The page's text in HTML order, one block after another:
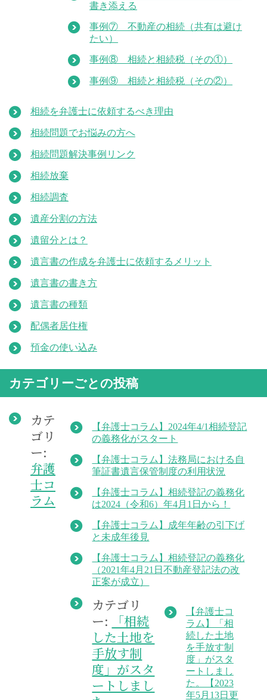
書き添える
事例⑦ 不動産の相続（共有は避け
たい）
事例⑧ 相続と相続税（その①）
事例⑨ 相続と相続税（その②）
相続を弁護士に依頼するべき理由
相続問題でお悩みの方へ
相続問題解決事例リンク
相続放棄
相続調査
遺産分割の方法
遺留分とは？
遺言書の作成を弁護士に依頼するメリット
遺言書の書き方
遺言書の種類
配偶者居住権
預金の使い込み
カテゴリーごとの投稿
カテ
ゴリ
ー:
弁護
士コ
ラム
【弁護士コラム】2024年4/1相続登記
の義務化がスタート
【弁護士コラム】法務局における自
筆証書遺言保管制度の利用状況
【弁護士コラム】相続登記の義務化
は2024（令和6）年4月1日から！
【弁護士コラム】成年年齢の引下げ
と未成年後見
【弁護士コラム】相続登記の義務化
（2021年4月21日不動産登記法の改
正案が成立）
カテゴリ
ー:
「相続
した土地を
手放す制
度」がスタ
ートしまし
【弁護士コ
ラム】「相
続した土地
を手放す制
度」がスタ
ートしまし
た。【2023
年5月13日更